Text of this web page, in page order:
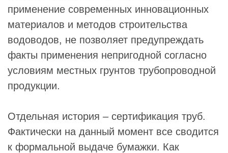
применение современных инновационных
материалов и методов строительства
водоводов, не позволяет предупреждать
факты применения непригодной согласно
условиям местных грунтов трубопроводной
продукции.
Отдельная история – сертификация труб.
Фактически на данный момент все сводится
к формальной выдаче бумажки. Как